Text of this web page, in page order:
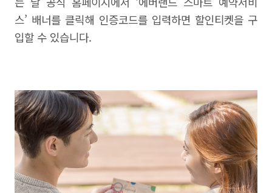
스’ 배너를 클릭해 인증코드를 입력하면 할인티켓을 구
입할 수 있습니다.